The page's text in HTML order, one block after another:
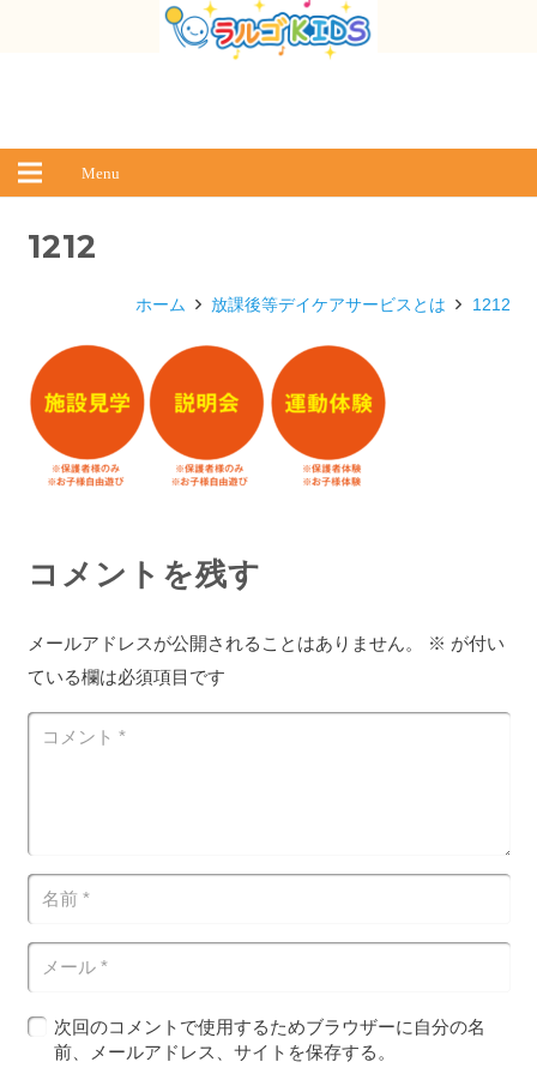
Menu
1212
ホーム 放課後等デイケアサービスとは 1212
コメントを残す
メールアドレスが公開されることはありません。 ※ が付い
ている欄は必須項目です
次回のコメントで使用するためブラウザーに自分の名
前、メールアドレス、サイトを保存する。